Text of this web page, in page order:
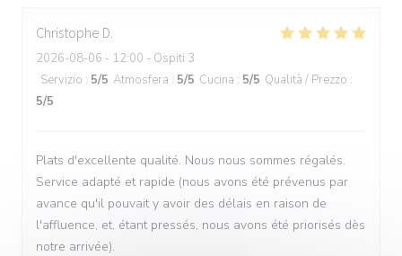
Christophe D
2026-08-06 - 12:00 - Ospiti 3
Servizio : 5/5 Atmosfera : 5/5 Cucina : 5/5 Qualità / Prezzo :
5/5
Plats d'excellente qualité. Nous nous sommes régalés.
Service adapté et rapide (nous avons été prévenus par
avance qu'il pouvait y avoir des délais en raison de
l'affluence, et, étant pressés, nous avons été priorisés dès
notre arrivée).